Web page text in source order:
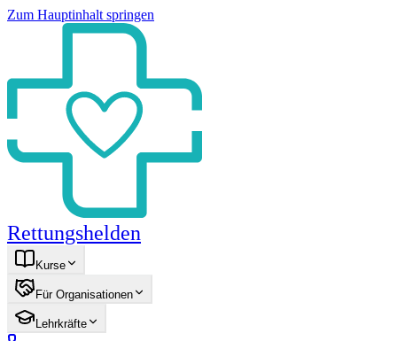
Zum Hauptinhalt springen
Rettungshelden
Kurse
Für Organisationen
Lehrkräfte